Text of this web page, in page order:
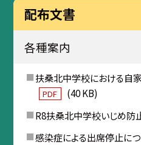
配布文書
各種案内
扶桑北中学校における自
PDF
(40 KB)
R8扶桑北中学校いじめ防
感染症による出席停止に